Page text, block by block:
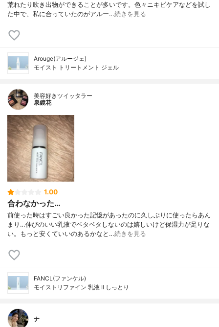
荒れたり吹き出物ができることが多いです。色々ニキビケアなどを試し
た中で、私に合っていたのがアルー…続きを見る
Arouge(アルージェ)
モイスト トリートメント ジェル
美容好きツイッタラー
泉鏡花
1.00
合わなかった…
前使った時はすごい良かった記憶があったのに久しぶりに使ったらあん
まり…伸びのいい乳液でベタベタしないのは嬉しいけど保湿力が足りな
い。もっと安くていいのあるかなと…続きを見る
FANCL(ファンケル)
モイストリファイン 乳液 Ⅱ しっとり
ナ